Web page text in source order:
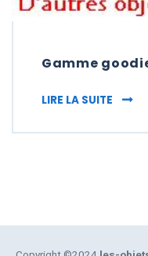
Gamme
LIRE LA SUITE